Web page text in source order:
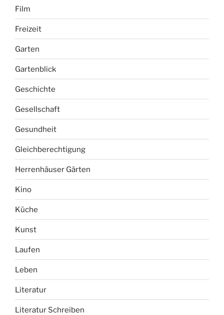
Film
Freizeit
Garten
Gartenblick
Geschichte
Gesellschaft
Gesundheit
Gleichberechtigung
Herrenhäuser Gärten
Kino
Küche
Kunst
Laufen
Leben
Literatur
Literatur Schreiben